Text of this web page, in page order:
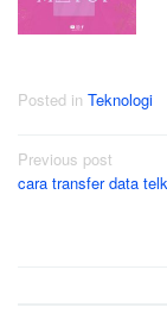
Posted in Teknologi
Post
Previous post
cara transfer data